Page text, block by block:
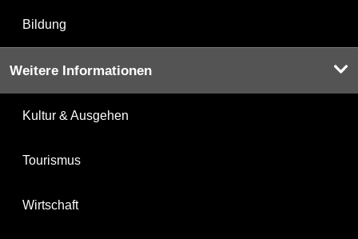
Bildung
Weitere Informationen
Kultur & Ausgehen
Tourismus
Wirtschaft